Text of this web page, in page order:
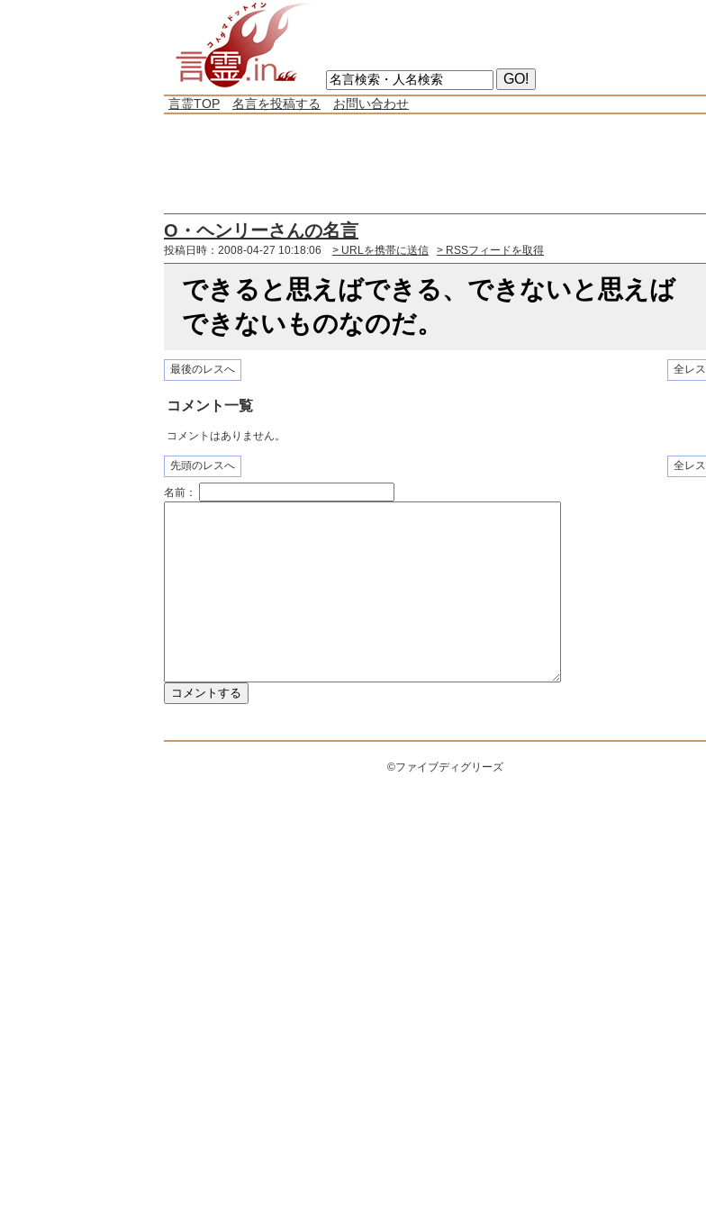
言霊TOP 名言を投稿する お問い合わせ
O・ヘンリーさんの名言
投稿日時：2008-04-27 10:18:06 > URLを携帯に送信 > RSSフィードを取得
できると思えばできる、できないと思えば
できないものなのだ。
最後のレスへ 全レス
コメント一覧
コメントはありません。
先頭のレスへ 全レス
名前：
©ファイブディグリーズ